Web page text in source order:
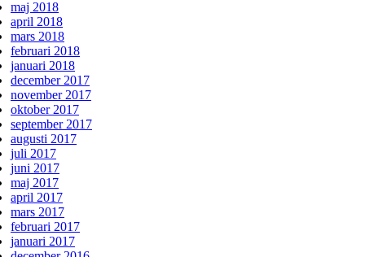
maj 2018
april 2018
mars 2018
februari 2018
januari 2018
december 2017
november 2017
oktober 2017
september 2017
augusti 2017
juli 2017
juni 2017
maj 2017
april 2017
mars 2017
februari 2017
januari 2017